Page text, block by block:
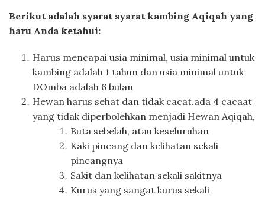
Berikut adalah syarat syarat kambing Aqiqah yang
haru Anda ketahui:
Harus mencapai usia minimal, usia minimal untuk
kambing adalah 1 tahun dan usia minimal untuk
DOmba adalah 6 bulan
Hewan harus sehat dan tidak cacat.ada 4 cacaat
yang tidak diperbolehkan menjadi Hewan Aqiqah,
Buta sebelah, atau keseluruhan
Kaki pincang dan kelihatan sekali
pincangnya
Sakit dan kelihatan sekali sakitnya
Kurus yang sangat kurus sekali